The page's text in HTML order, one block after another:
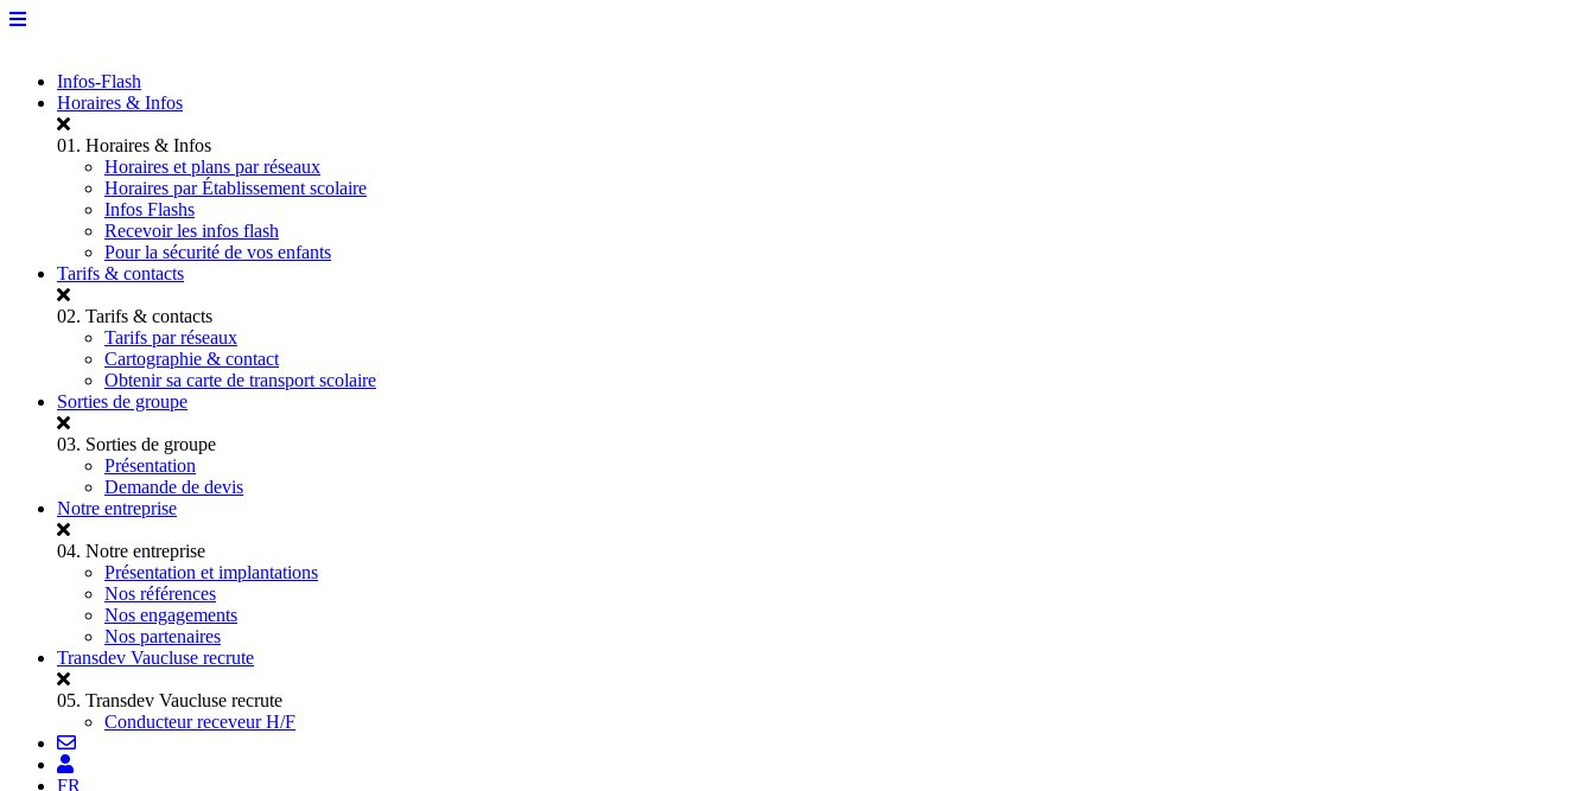
Infos-Flash
Horaires & Infos
01. Horaires & Infos
Horaires et plans par réseaux
Horaires par Établissement scolaire
Infos Flashs
Recevoir les infos flash
Pour la sécurité de vos enfants
Tarifs & contacts
02. Tarifs & contacts
Tarifs par réseaux
Cartographie & contact
Obtenir sa carte de transport scolaire
Sorties de groupe
03. Sorties de groupe
Présentation
Demande de devis
Notre entreprise
04. Notre entreprise
Présentation et implantations
Nos références
Nos engagements
Nos partenaires
Transdev Vaucluse recrute
05. Transdev Vaucluse recrute
Conducteur receveur H/F
FR